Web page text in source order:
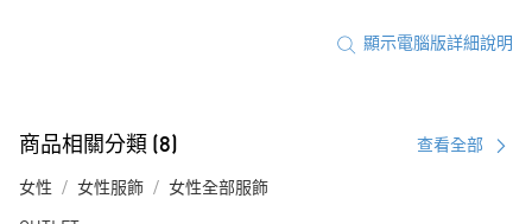
顯示電腦版詳細說明
商品相關分類 (8) 查看全部
女性 女性服飾 女性全部服飾